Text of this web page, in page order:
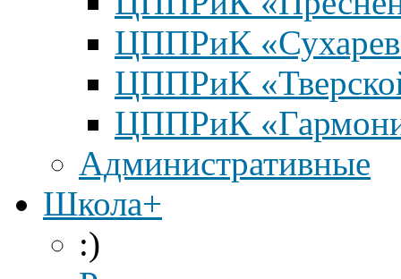
ЦППРиК
ЦППРиК
ЦППРиК
Административные
Школа+
:)